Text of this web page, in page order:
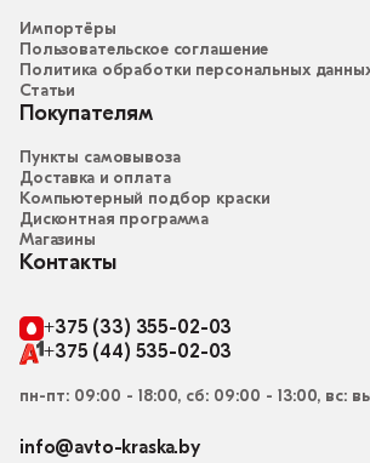
Импортёры
Пользовательское соглашение
Политика обработки персональных
Статьи
Покупателям
Пункты самовывоза
Доставка и оплата
Компьютерный подбор краски
Дисконтная программа
Магазины
Контакты
+375 (33) 355-02-03
+375 (44) 535-02-03
пн-пт: 09:00 - 18:00, сб: 09:00 - 13:00, вс:
info@avto-kraska.by